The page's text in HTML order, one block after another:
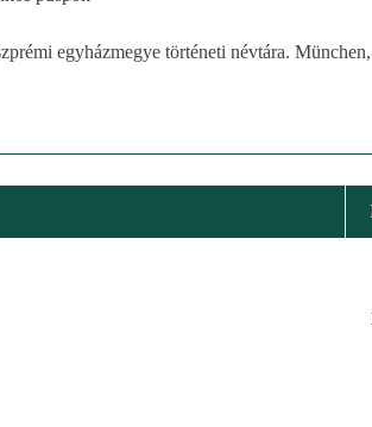
egyházmegye történeti névtára.